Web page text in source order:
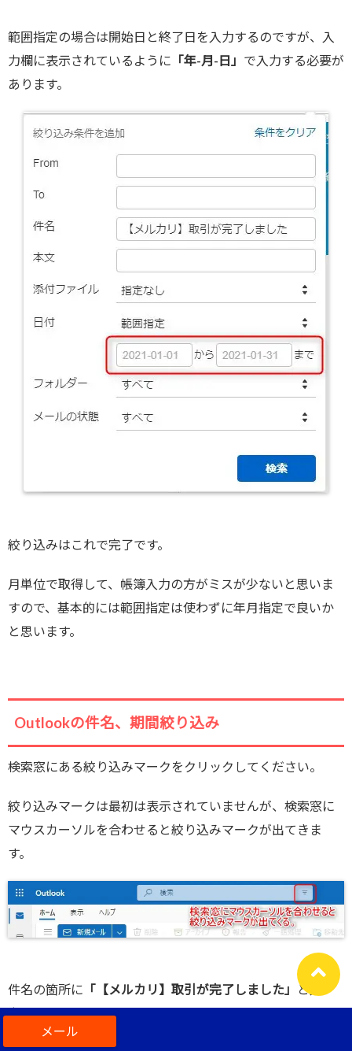
範囲指定の場合は開始日と終了日を入力するのですが、入
力欄に表示されているように 「年-月-日」 で入力する必要が
あります。
絞り込みはこれで完了です。
月単位で取得して、帳簿入力の方がミスが少ないと思いま
すので、基本的には範囲指定は使わずに年月指定で良いか
と思います。
Outlookの件名、期間絞り込み
検索窓にある絞り込みマークをクリックしてください。
絞り込みマークは最初は表示されていませんが、検索窓に
マウスカーソルを合わせると絞り込みマークが出てきま
す。
件名の箇所に 「【メルカリ】取引が完了しました」
と入
力。